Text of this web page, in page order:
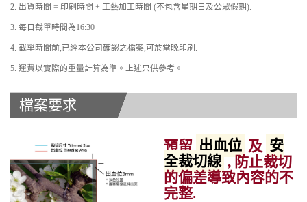
2. 出貨時間 = 印刷時間 + 工藝加工時間 (不包含星期日及公眾假期).
3. 每日截單時間為16:30
4. 截單時間前,已經本公司確認之檔案,可於當晚印刷.
5. 運費以實際的重量計算為準。上述只供參考。
檔案要求
預留 出血位 及 安
全裁切線, 防止裁切
的偏差導致內容的不
完整.